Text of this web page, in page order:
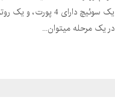
یک سوئیچ دارای 4
در یک مرحله میتوان...